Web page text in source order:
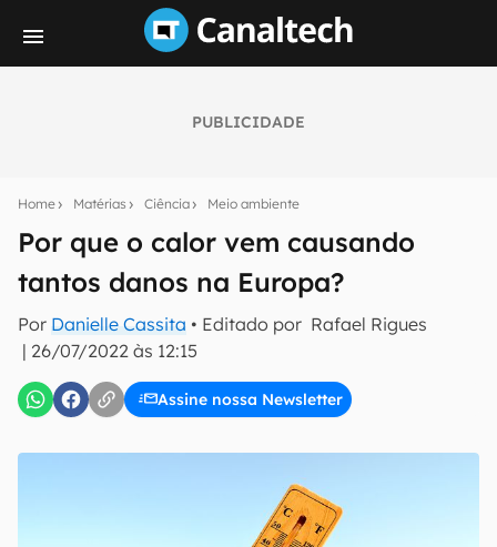
PUBLICIDADE
Home Matérias Ciência Meio ambiente
Por que o calor vem causando
tantos danos na Europa?
Por Danielle Cassita • Editado por Rafael Rigues
| 26/07/2022 às 12:15
Assine nossa Newsletter
notícias e reviews sobre tecnologia em primeira
E-mail